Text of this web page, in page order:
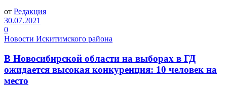
от Редакция
30.07.2021
0
Новости Искитимского района
В Новосибирской области на выборах в ГД
ожидается высокая конкуренция: 10 человек на
место